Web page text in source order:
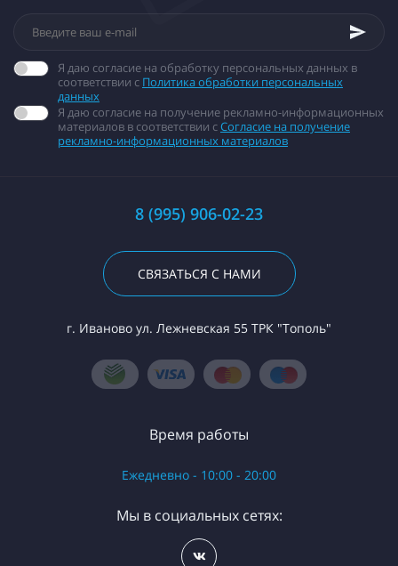
Я даю согласие на обработку персональных данных в
соответствии с Политика обработки персональных
данных
Я даю согласие на получение рекламно-информационных
материалов в соответствии сСогласие на получение
рекламно-информационных материалов
8 (995) 906-02-23
СВЯЗАТЬСЯ С НАМИ
г. Иваново ул. Лежневская 55 ТРК "Тополь"
Время работы
Ежедневно - 10:00 - 20:00
Мы в социальных сетях: